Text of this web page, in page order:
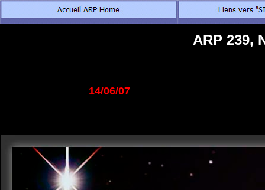
ARP 239,
14/06/07